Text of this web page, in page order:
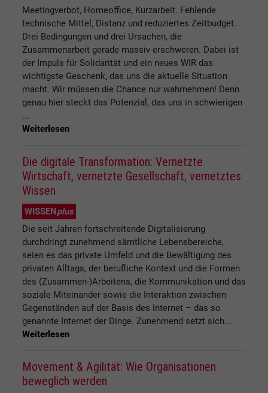
Meetingverbot, Homeoffice, Kurzarbeit. Fehlende
technische Mittel, Distanz und reduziertes Zeitbudget.
Drei Bedingungen und drei Ursachen, die
Zusammenarbeit gerade massiv erschweren. Dabei ist
der Impuls für Solidarität und ein neues WIR das
wichtigste Geschenk, das uns die aktuelle Situation
macht. Wir müssen die Chance nur wahrnehmen! Denn
genau hier steckt das Potenzial, das uns in schwierigen
...
Weiterlesen
Die digitale Transformation: Vernetzte
Wirtschaft, vernetzte Gesellschaft, vernetztes
Wissen
WISSENplus
Die seit Jahren fortschreitende Digitalisierung
durchdringt zunehmend sämtliche Lebensbereiche,
seien es das private Umfeld und die Bewältigung des
privaten Alltags, der berufliche Kontext und die Formen
des (Zusammen-)Arbeitens, die Kommunikation und das
soziale Miteinander sowie die Interaktion zwischen
Gegenständen auf der Basis des Internet – das so
genannte Internet der Dinge. Zunehmend setzt sich...
Weiterlesen
Movement & Agilität: Wie Organisationen
beweglich werden